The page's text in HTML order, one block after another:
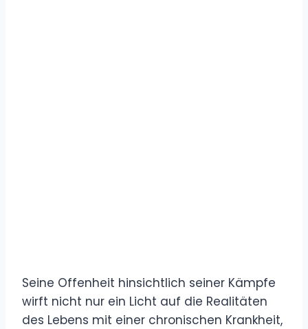
Seine Offenheit hinsichtlich seiner Kämpfe
wirft nicht nur ein Licht auf die Realitäten
des Lebens mit einer chronischen Krankheit,